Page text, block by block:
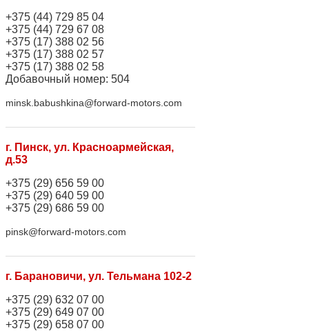
+375 (44) 729 85 04
+375 (44) 729 67 08
+375 (17) 388 02 56
+375 (17) 388 02 57
+375 (17) 388 02 58
Добавочный номер: 504
minsk.babushkina@forward-motors.com
г. Пинск, ул. Красноармейская,
д.53
+375 (29) 656 59 00
+375 (29) 640 59 00
+375 (29) 686 59 00
pinsk@forward-motors.com
г. Барановичи, ул. Тельмана 102-2
+375 (29) 632 07 00
+375 (29) 649 07 00
+375 (29) 658 07 00